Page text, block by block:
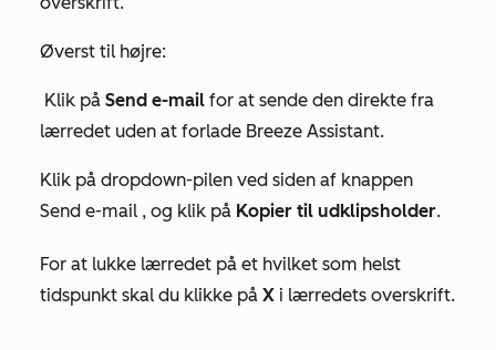
Øverst til højre:
Klik på Send e-mail for at sende den direkte fra
lærredet uden at forlade Breeze Assistant.
Klik på dropdown-pilen ved siden af knappen
Send e-mail , og klik på Kopier til udklipsholder.
For at lukke lærredet på et hvilket som helst
tidspunkt skal du klikke på X i lærredets overskrift.